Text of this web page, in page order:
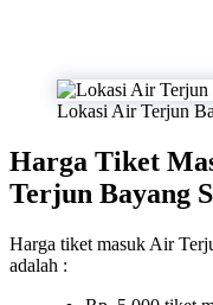
Lokasi Air Terjun
Harga Tiket
Terjun Bayang
Harga tiket masuk Air
adalah :